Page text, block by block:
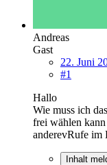
Andreas
Gast
22. Juni
#1
Hallo
Wie muss ich
frei wählen
anderevRufe im
Inhalt